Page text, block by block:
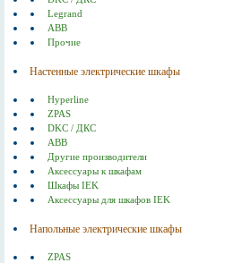
Legrand
ABB
Прочие
Настенные электрические шкафы
Hyperline
ZPAS
DKC / ДКС
ABB
Другие производители
Аксессуары к шкафам
Шкафы IEK
Аксессуары для шкафов IEK
Напольные электрические шкафы
ZPAS